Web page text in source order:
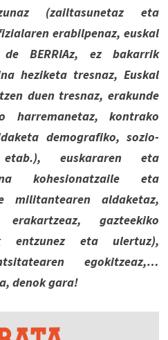
(zailtasunetaz eta
erabilpenaz, euskal
BERRIAz, ez bakarrik
heziketa tresnaz, Euskal
duen tresnaz, erakunde
harremanetaz, kontrako
demografiko, sozio-
euskararen eta
kohesionatzaile eta
militantearen aldaketaz,
gazteekiko
entzunez eta ulertuz),
egokitzeaz,…
denok gara!